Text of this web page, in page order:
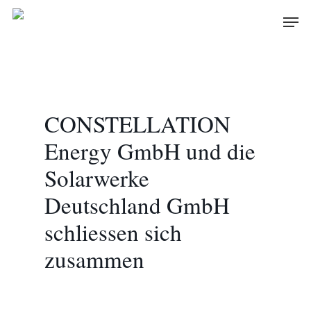
Skip
CONSTELLATION
Energy GmbH und die
Solarwerke
Deutschland GmbH
schliessen sich
zusammen